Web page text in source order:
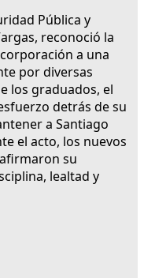
Pública y
reconoció la
a una
por diversas
los graduados, el
detrás de su
a Santiago
el acto, los nuevos
su
lealtad y